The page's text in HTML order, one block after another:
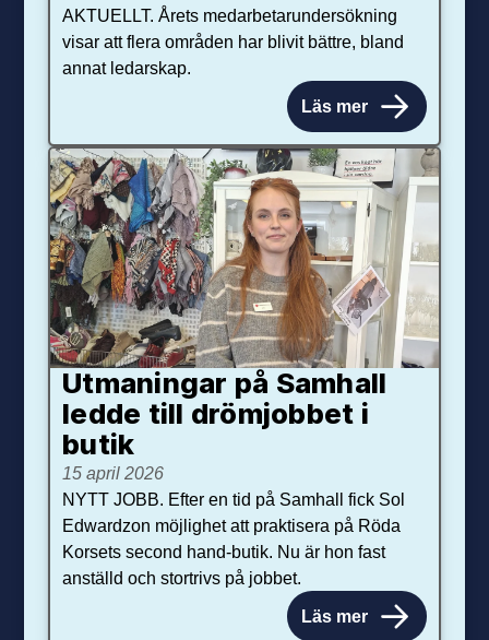
AKTUELLT. Årets medarbetarundersökning
visar att flera områden har blivit bättre, bland
annat ledarskap.
Läs mer
Utmaningar på Sam­hall
ledde till dröm­jobbet i
butik
15 april 2026
NYTT JOBB. Efter en tid på Samhall fick Sol
Edwardzon möjlighet att praktisera på Röda
Korsets second hand-butik. Nu är hon fast
anställd och stortrivs på jobbet.
Läs mer